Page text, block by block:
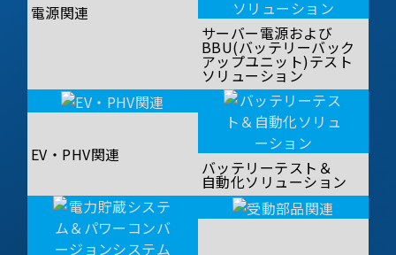
電源関連
サーバー電源および
BBU(バッテリーバック
アップユニット)テスト
ソリューション
EV・PHV関連
バッテリーテスト＆
自動化ソリューション